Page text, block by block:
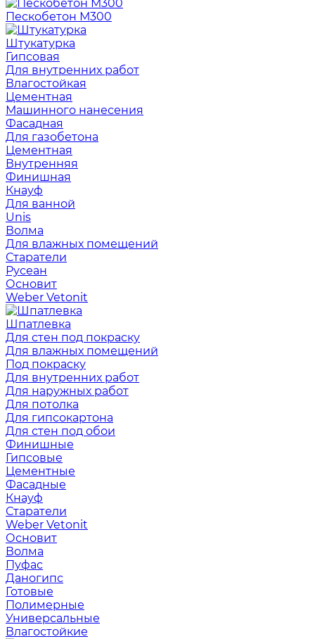
Пескобетон М300
Штукатурка
Гипсовая
Для внутренних работ
Влагостойкая
Цементная
Машинного нанесения
Фасадная
Для газобетона
Цементная
Внутренняя
Финишная
Кнауф
Для ванной
Unis
Волма
Для влажных помещений
Старатели
Русеан
Основит
Weber Vetonit
Шпатлевка
Для стен под покраску
Для влажных помещений
Под покраску
Для внутренних работ
Для наружных работ
Для потолка
Для гипсокартона
Для стен под обои
Финишные
Гипсовые
Цементные
Фасадные
Кнауф
Старатели
Weber Vetonit
Основит
Волма
Пуфас
Даногипс
Готовые
Полимерные
Универсальные
Влагостойкие